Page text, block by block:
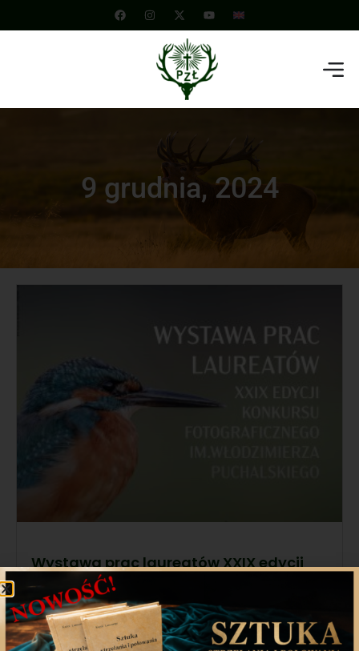
9 grudnia, 2024
Wystawa prac laureatów XXIX edycji
konkursu fotograficznego im.
Włodzimierza Puchalskiego
Odkryj piękno natury uchwycone obiektywem!
Zapraszamy na niezwykłą podróż w